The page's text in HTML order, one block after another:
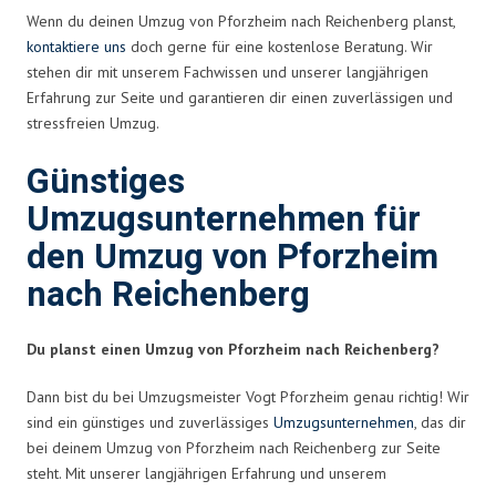
Wenn du deinen Umzug von Pforzheim nach Reichenberg planst,
kontaktiere uns doch gerne für eine kostenlose Beratung. Wir
stehen dir mit unserem Fachwissen und unserer langjährigen
Erfahrung zur Seite und garantieren dir einen zuverlässigen und
stressfreien Umzug.
Günstiges
Umzugsunternehmen für
den Umzug von Pforzheim
nach Reichenberg
Du planst einen Umzug von Pforzheim nach Reichenberg?
Dann bist du bei Umzugsmeister Vogt Pforzheim genau richtig! Wir
sind ein günstiges und zuverlässiges Umzugsunternehmen, das dir
bei deinem Umzug von Pforzheim nach Reichenberg zur Seite
steht. Mit unserer langjährigen Erfahrung und unserem